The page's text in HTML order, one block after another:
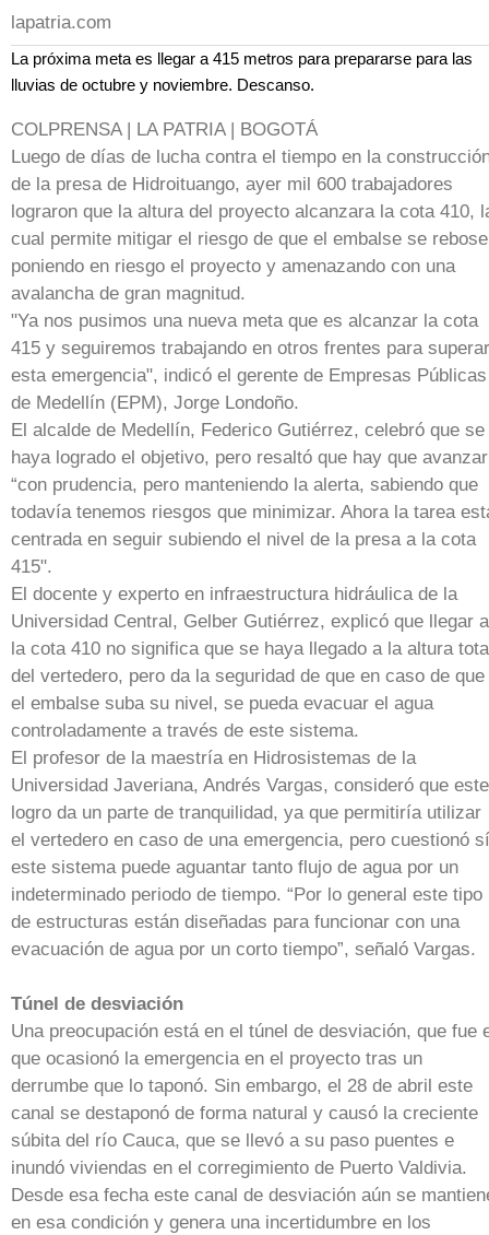
lapatria.com
La próxima meta es llegar a 415 metros para prepararse para las
lluvias de octubre y noviembre. Descanso.
COLPRENSA | LA PATRIA | BOGOTÁ
Luego de días de lucha contra el tiempo en la
de la presa de Hidroituango, ayer mil 600 trabajadores
lograron que la altura del proyecto alcanzara la cota 410,
cual permite mitigar el riesgo de que el embalse se
poniendo en riesgo el proyecto y amenazando con una
avalancha de gran magnitud.
"Ya nos pusimos una nueva meta que es alcanzar la cota
415 y seguiremos trabajando en otros frentes para superar
esta emergencia", indicó el gerente de Empresas Públicas
de Medellín (EPM), Jorge Londoño.
El alcalde de Medellín, Federico Gutiérrez, celebró que se
haya logrado el objetivo, pero resaltó que hay que avanzar
“con prudencia, pero manteniendo la alerta, sabiendo que
todavía tenemos riesgos que minimizar. Ahora la tarea
centrada en seguir subiendo el nivel de la presa a la cota
415".
El docente y experto en infraestructura hidráulica de la
Universidad Central, Gelber Gutiérrez, explicó que llegar a
la cota 410 no significa que se haya llegado a la altura
del vertedero, pero da la seguridad de que en caso de que
el embalse suba su nivel, se pueda evacuar el agua
controladamente a través de este sistema.
El profesor de la maestría en Hidrosistemas de la
Universidad Javeriana, Andrés Vargas, consideró que este
logro da un parte de tranquilidad, ya que permitiría utilizar
el vertedero en caso de una emergencia, pero cuestionó sí
este sistema puede aguantar tanto flujo de agua por un
indeterminado periodo de tiempo. “Por lo general este tipo
de estructuras están diseñadas para funcionar con una
evacuación de agua por un corto tiempo”, señaló Vargas.
Túnel de desviación
Una preocupación está en el túnel de desviación, que fue
que ocasionó la emergencia en el proyecto tras un
derrumbe que lo taponó. Sin embargo, el 28 de abril este
canal se destaponó de forma natural y causó la creciente
súbita del río Cauca, que se llevó a su paso puentes e
inundó viviendas en el corregimiento de Puerto Valdivia.
Desde esa fecha este canal de desviación aún se
en esa condición y genera una incertidumbre en los